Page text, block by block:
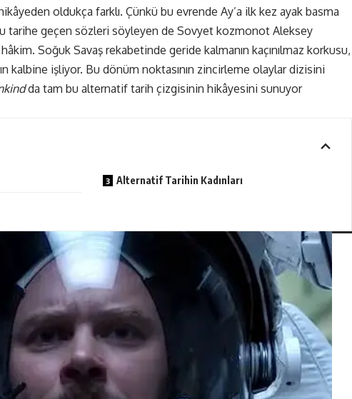
oldukça farklı. Çünkü bu evrende Ay’a ilk kez ayak basma
tarihe geçen sözleri söyleyen de Sovyet kozmonot Aleksey
Soğuk Savaş rekabetinde geride kalmanın kaçınılmaz korkusu,
kalbine işliyor. Bu dönüm noktasının zincirleme olaylar dizisini
da tam bu alternatif tarih çizgisinin hikâyesini sunuyor
Alternatif Tarihin Kadınları